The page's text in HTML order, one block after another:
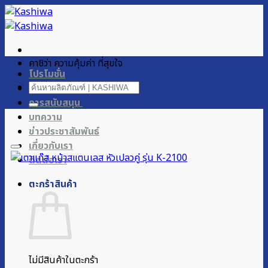
ข้าม
ไป
เนื้อหา
โปรโมชั่น
ผลิตภัณฑ์ของเรา
การสนับสนุน
บทความ
ข่าวประชาสัมพันธ์
เกี่ยวกับเรา
ติดต่อเรา
ตะกร้าสินค้า
ไม่มีสินค้าในตะกร้า
คาชิว่า ความคุ้มค่า ที่สุขใจ
ค้นหา: